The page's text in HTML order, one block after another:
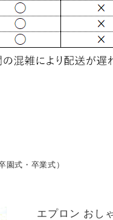
園式・卒業式）
エプロン おし